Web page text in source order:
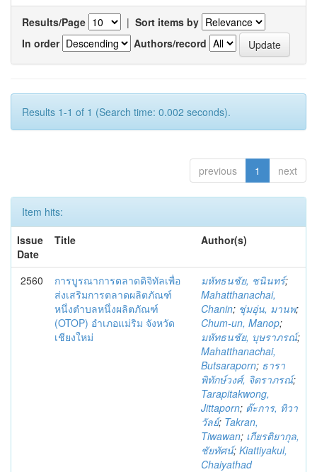
Results/Page | Sort items by
In order
Authors/record
Results 1-1 of 1 (Search time: 0.002 seconds).
previous 1 next
Item hits:
Issue
Date
Title Author(s)
2560
การบูรณาการตลาดดิจิทัลเพื่อ
ส่งเสริมการตลาดผลิตภัณฑ์
หนึ่งตำบลหนึ่งผลิตภัณฑ์
(OTOP) อำเภอแม่ริม จังหวัด
เชียงใหม่
มหัทธนชัย, ชนินทร์;
Mahatthanachai,
Chanin; ชุ่มอุ่น, มานพ;
Chum-un, Manop;
มหัทธนชัย, บุษราภรณ์;
Mahatthanachai,
Butsaraporn; ธารา
พิทักษ์วงศ์, จิตราภรณ์;
Tarapitakwong,
Jittaporn; ต๊ะการ, ทิวา
วัลย์; Takran,
Tiwawan; เกียรติยากุล,
ชัยทัศน์; Kiattiyakul,
Chaiyathad